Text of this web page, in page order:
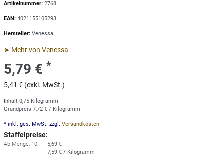
Artikelnummer: 2768
EAN: 4021155105293
Hersteller: Venessa
➤ Mehr von Venessa
5,79 € *
5,41 € (exkl. MwSt.)
Inhalt 0,75 Kilogramm
Grundpreis 7,72 € / Kilogramm
* inkl. ges. MwSt. zzgl. Versandkosten
Staffelpreise:
Ab Menge: 10
5,69 €
7,59 € / Kilogramm